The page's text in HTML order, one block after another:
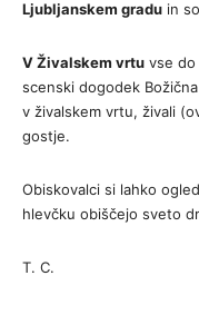
Ljubljanskem gradu in
V Živalskem vrtu vse do
scenski dogodek
v živalskem vrtu, živali
gostje.
Obiskovalci si lahko
hlevčku obiščejo sveto
T. C.